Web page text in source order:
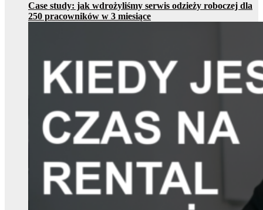
Case study: jak wdrożyliśmy serwis odzieży roboczej dla
250 pracowników w 3 miesiące